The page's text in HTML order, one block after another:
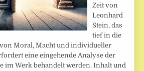
Zeit von
Leonhard
Stein, das
tief in die
Moral, Macht und individueller
eine eingehende Analyse der
im Werk behandelt werden. Inhalt und